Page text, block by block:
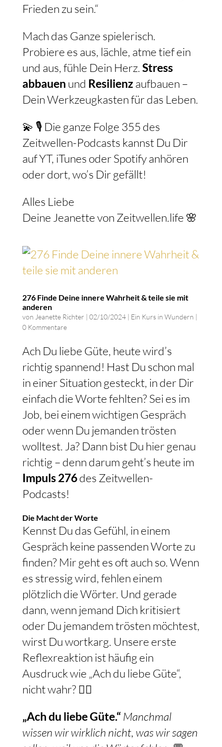
Frieden zu sein.“
Mach das Ganze spielerisch.
Probiere es aus, lächle, atme tief ein
und aus, fühle Dein Herz. Stress
abbauen und Resilienz aufbauen –
Dein Werkzeugkasten für das Leben.
💫 🎙️ Die ganze Folge 355 des
Zeitwellen-Podcasts kannst Du Dir
auf YT, iTunes oder Spotify anhören
oder dort, wo’s Dir gefällt!
Alles Liebe
Deine Jeanette von Zeitwellen.life 🌸
276 Finde Deine innere Wahrheit & teile sie mit
anderen
von Jeanette Richter | 02/10/2024| Ein Kurs in Wundern |
0 Kommentare
Ach Du liebe Güte, heute wird’s
richtig spannend! Hast Du schon mal
in einer Situation gesteckt, in der Dir
einfach die Worte fehlten? Sei es im
Job, bei einem wichtigen Gespräch
oder wenn Du jemanden trösten
wolltest. Ja? Dann bist Du hier genau
richtig – denn darum geht’s heute im
Impuls 276des Zeitwellen-
Podcasts!
Die Macht der Worte
Kennst Du das Gefühl, in einem
Gespräch keine passenden Worte zu
finden? Mir geht es oft auch so. Wenn
es stressig wird, fehlen einem
plötzlich die Wörter. Und gerade
dann, wenn jemand Dich kritisiert
oder Du jemandem trösten möchtest,
wirst Du wortkarg. Unsere erste
Reflexreaktion ist häufig ein
Ausdruck wie „Ach du liebe Güte“,
nicht wahr? 🤷‍♀️
„Ach du liebe Güte.“Manchmal
wissen wir wirklich nicht, was wir sagen